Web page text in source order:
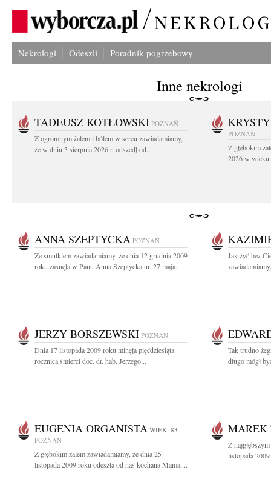
Nekrologi Odeszli Poradnik pogrzebowy
Inne nekrologi
TADEUSZ KOTŁOWSKI POZNAŃ
Z ogromnym żalem i bólem w sercu zawiadamiamy,
że w dniu 3 sierpnia 2026 r. odszedł od...
POZNAŃ
Z głębokim
2026 w wieku
ANNA SZEPTYCKA POZNAŃ
Ze smutkiem zawiadamiamy, że dnia 12 grudnia 2009
roku zasnęła w Panu Anna Szeptycka ur. 27 maja...
Jak żyć bez
JERZY BORSZEWSKI POZNAŃ
Dnia 17 listopada 2009 roku minęła pięćdziesiąta
rocznica śmierci doc. dr. hab. Jerzego...
Tak trudno
długo mógł
EUGENIA ORGANISTA WIEK: 83
POZNAŃ
Z głębokim żalem zawiadamiamy, że dnia 25
listopada 2009 roku odeszła od nas kochana Mama,...
MAREK
Z
listopada 2009